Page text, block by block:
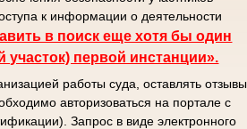
к информации о деятельности
в поиск еще хотя бы один
первой инстанции».
работы суда, оставлять отзывы
авторизоваться на портале с
Запрос в виде электронного